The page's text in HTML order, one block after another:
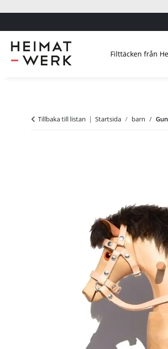
Filttäcken från
Tillbaka till listan Startsida barn